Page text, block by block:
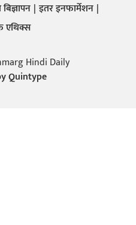
इतर इनफार्मेशन
Hindi Daily
Quintype